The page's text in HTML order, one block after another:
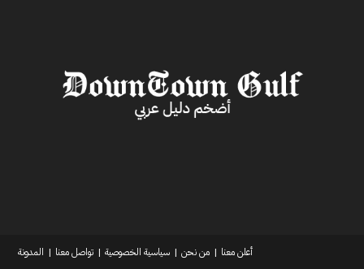
أعلن معنا من نحن سياسية الخصوصية تواصل معنا المدونة